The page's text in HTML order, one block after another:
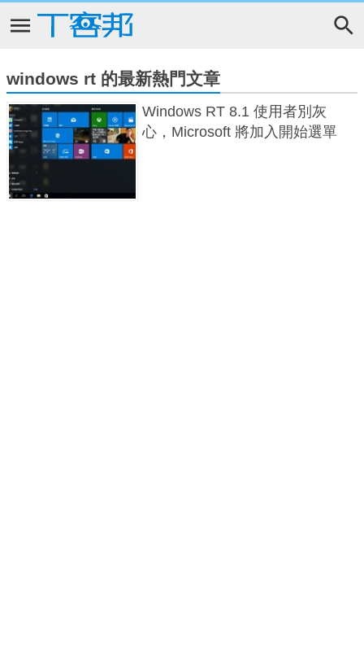
windows rt 的最新熱門文章
Windows RT 8.1 使用者別灰
心，Microsoft 將加入開始選單